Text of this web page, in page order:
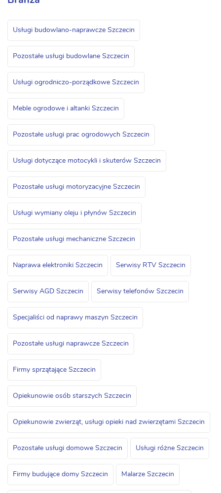
Usługi budowlano-naprawcze Szczecin
Pozostałe usługi budowlane Szczecin
Usługi ogrodniczo-porządkowe Szczecin
Meble ogrodowe i altanki Szczecin
Pozostałe usługi prac ogrodowych Szczecin
Usługi dotyczące motocykli i skuterów Szczecin
Pozostałe usługi motoryzacyjne Szczecin
Usługi wymiany oleju i płynów Szczecin
Pozostałe usługi mechaniczne Szczecin
Naprawa elektroniki Szczecin Serwisy RTV Szczecin
Serwisy AGD Szczecin Serwisy telefonów Szczecin
Specjaliści od naprawy maszyn Szczecin
Pozostałe usługi naprawcze Szczecin
Firmy sprzątające Szczecin
Opiekunowie osób starszych Szczecin
Opiekunowie zwierząt, usługi opieki nad zwierzętami Szczecin
Pozostałe usługi domowe Szczecin Usługi różne Szczecin
Firmy budujące domy Szczecin Malarze Szczecin